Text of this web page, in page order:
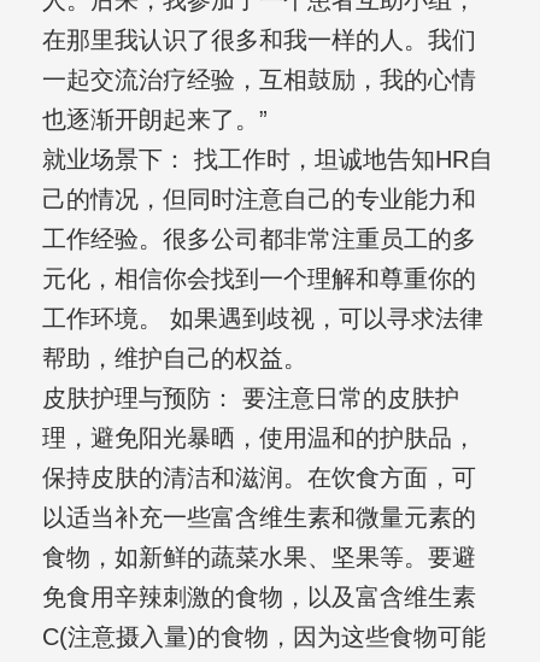
在那里我认识了很多和我一样的人。我们
一起交流治疗经验，互相鼓励，我的心情
也逐渐开朗起来了。”
就业场景下： 找工作时，坦诚地告知HR自
己的情况，但同时注意自己的专业能力和
工作经验。很多公司都非常注重员工的多
元化，相信你会找到一个理解和尊重你的
工作环境。 如果遇到歧视，可以寻求法律
帮助，维护自己的权益。
皮肤护理与预防： 要注意日常的皮肤护
理，避免阳光暴晒，使用温和的护肤品，
保持皮肤的清洁和滋润。在饮食方面，可
以适当补充一些富含维生素和微量元素的
食物，如新鲜的蔬菜水果、坚果等。要避
免食用辛辣刺激的食物，以及富含维生素
C(注意摄入量)的食物，因为这些食物可能